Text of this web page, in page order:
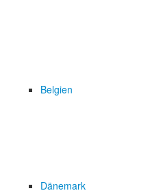
Belgien
Dänemark